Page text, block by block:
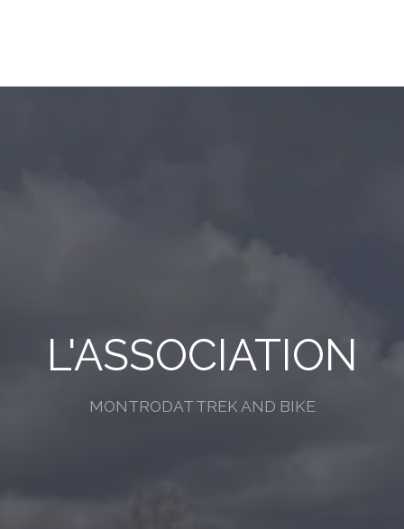
L'ASSOCIATION
MONTRODAT TREK AND BIKE